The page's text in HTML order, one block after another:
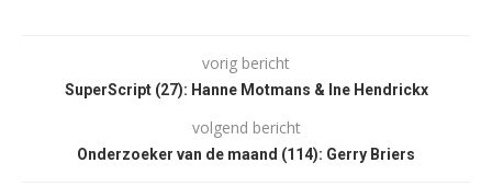
vorig bericht
SuperScript (27): Hanne Motmans & Ine Hendrickx
volgend bericht
Onderzoeker van de maand (114): Gerry Briers